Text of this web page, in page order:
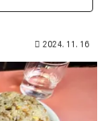
2024.11.16